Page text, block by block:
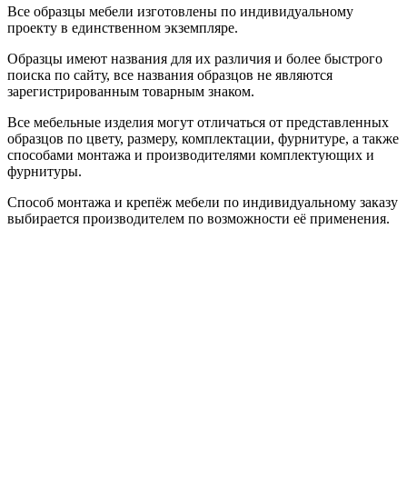
Все образцы мебели изготовлены по индивидуальному
проекту в единственном экземпляре.
Образцы имеют названия для их различия и более быстрого
поиска по сайту, все названия образцов не являются
зарегистрированным товарным знаком.
Все мебельные изделия могут отличаться от представленных
образцов по цвету, размеру, комплектации, фурнитуре, а также
способами монтажа и производителями комплектующих и
фурнитуры.
Способ монтажа и крепёж мебели по индивидуальному заказу
выбирается производителем по возможности её применения.